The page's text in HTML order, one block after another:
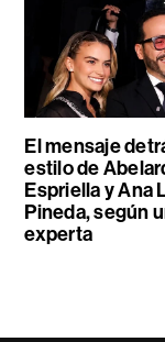
El mensaje
estilo de
Espriella y Ana
Pineda, según
experta